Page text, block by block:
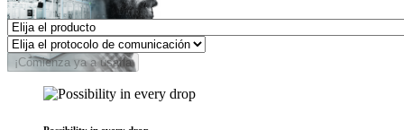
¡Comienza ya a usarla